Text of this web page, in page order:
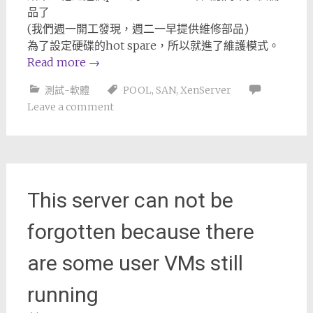
品了
(我們週一開工發現，週二一早提供維修部品)
為了設定硬碟的hot spare，所以就進了維護模式。
Read more →
測試-軟體 POOL, SAN, XenServer
Leave a comment
This server can not be
forgotten because there
are some user VMs still
running